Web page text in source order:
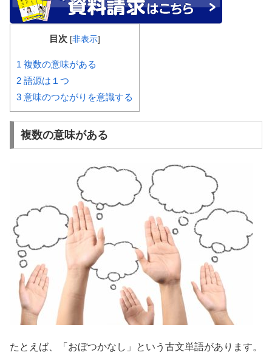
目次 [非表示]
1 複数の意味がある
2 語源は１つ
3 意味のつながりを意識する
複数の意味がある
たとえば、「おぼつかなし」という古文単語があります。